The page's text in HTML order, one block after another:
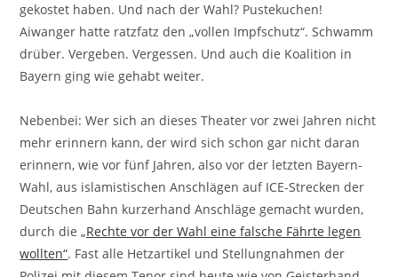
gekostet haben. Und nach der Wahl? Pustekuchen!
Aiwanger hatte ratzfatz den „vollen Impfschutz“. Schwamm
drüber. Vergeben. Vergessen. Und auch die Koalition in
Bayern ging wie gehabt weiter.
Nebenbei: Wer sich an dieses Theater vor zwei Jahren nicht
mehr erinnern kann, der wird sich schon gar nicht daran
erinnern, wie vor fünf Jahren, also vor der letzten Bayern-
Wahl, aus islamistischen Anschlägen auf ICE-Strecken der
Deutschen Bahn kurzerhand Anschläge gemacht wurden,
durch die„Rechte vor der Wahl eine falsche Fährte legen
wollten“. Fast alle Hetzartikel und Stellungnahmen der